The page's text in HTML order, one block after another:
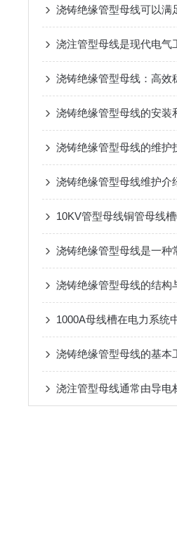
浇铸绝缘管型母线的安装
浇铸绝缘管型母线的维护
浇铸绝缘管型母线维护介
10KV管型母线铜管母线
浇注管型母线通常由导电